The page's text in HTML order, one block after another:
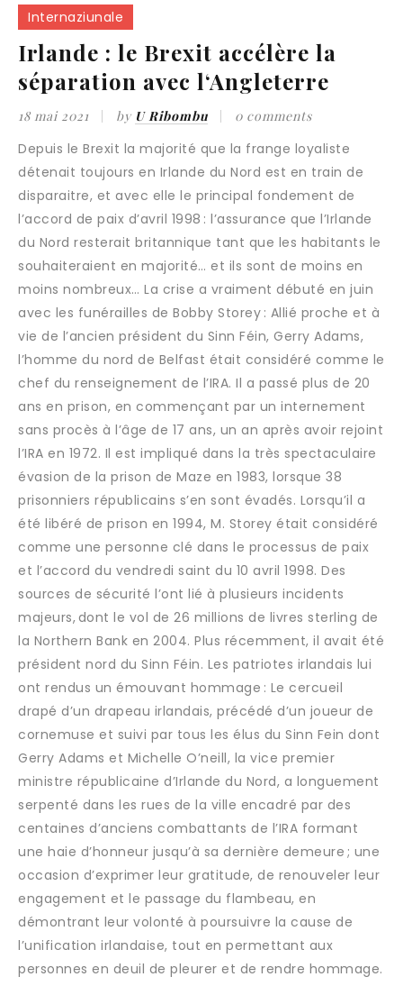
Internaziunale
Irlande : le Brexit accélère la
séparation avec l‘Angleterre
18 mai 2021 by U Ribombu 0 comments
Depuis le Brexit la majorité que la frange loyaliste
détenait toujours en Irlande du Nord est en train de
disparaitre, et avec elle le principal fondement de
l’accord de paix d’avril 1998 : l’assurance que l’Irlande
du Nord resterait britannique tant que les habitants le
souhaiteraient en majorité… et ils sont de moins en
moins nombreux… La crise a vraiment débuté en juin
avec les funérailles de Bobby Storey : Allié proche et à
vie de l’ancien président du Sinn Féin, Gerry Adams,
l’homme du nord de Belfast était considéré comme le
chef du renseignement de l’IRA. Il a passé plus de 20
ans en prison, en commençant par un internement
sans procès à l’âge de 17 ans, un an après avoir rejoint
l’IRA en 1972. Il est impliqué dans la très spectaculaire
évasion de la prison de Maze en 1983, lorsque 38
prisonniers républicains s’en sont évadés. Lorsqu’il a
été libéré de prison en 1994, M. Storey était considéré
comme une personne clé dans le processus de paix
et l’accord du vendredi saint du 10 avril 1998. Des
sources de sécurité l’ont lié à plusieurs incidents
majeurs, dont le vol de 26 millions de livres sterling de
la Northern Bank en 2004. Plus récemment, il avait été
président nord du Sinn Féin. Les patriotes irlandais lui
ont rendus un émouvant hommage : Le cercueil
drapé d’un drapeau irlandais, précédé d’un joueur de
cornemuse et suivi par tous les élus du Sinn Fein dont
Gerry Adams et Michelle O’neill, la vice premier
ministre républicaine d’Irlande du Nord, a longuement
serpenté dans les rues de la ville encadré par des
centaines d’anciens combattants de l’IRA formant
une haie d’honneur jusqu’à sa dernière demeure ; une
occasion d’exprimer leur gratitude, de renouveler leur
engagement et le passage du flambeau, en
démontrant leur volonté à poursuivre la cause de
l’unification irlandaise, tout en permettant aux
personnes en deuil de pleurer et de rendre hommage.